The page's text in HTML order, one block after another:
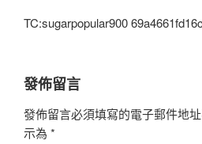
TC:sugarpopular900
發佈留言
發佈留言必須填寫的電子郵件地
示為 *